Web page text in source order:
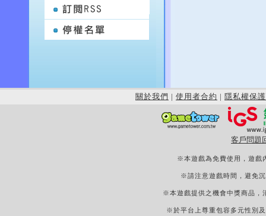
關於我們 | 使用者合約 | 隱私權保護
客戶問題
※本遊戲為免費使用，遊戲
※請注意遊戲時間，避免
※本遊戲提供之機會中獎商品，
※於平台上尊重包容多元性別